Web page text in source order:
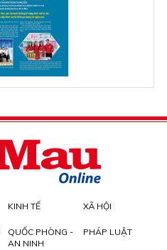
KINH TẾ XÃ HỘI
QUỐC PHÒNG -
AN NINH
PHÁP LUẬT